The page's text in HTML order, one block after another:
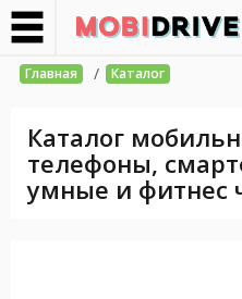
Главная / Каталог
Каталог
телефоны,
умные и фитнес